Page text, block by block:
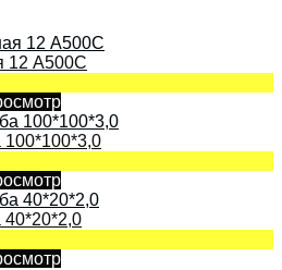
12 А500С
40*20*2,0